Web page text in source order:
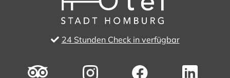
24 Stunden Check in verfügbar